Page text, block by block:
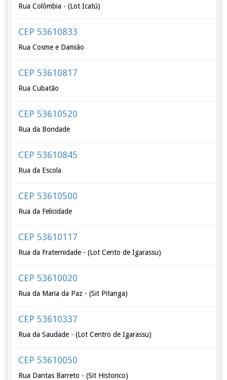
Rua Colômbia - (Lot Icatú)
CEP 53610833
Rua Cosme e Damião
CEP 53610817
Rua Cubatão
CEP 53610520
Rua da Bondade
CEP 53610845
Rua da Escola
CEP 53610500
Rua da Felicidade
CEP 53610117
Rua da Fraternidade - (Lot Cento de Igarassu)
CEP 53610020
Rua da Maria da Paz - (Sit Pitanga)
CEP 53610337
Rua da Saudade - (Lot Centro de Igarassu)
CEP 53610050
Rua Dantas Barreto - (Sit Historico)